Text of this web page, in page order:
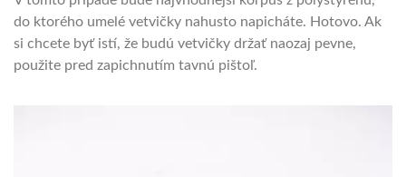
do ktorého umelé vetvičky nahusto napicháte. Hotovo. Ak
si chcete byť istí, že budú vetvičky držať naozaj pevne,
použite pred zapichnutím tavnú pištoľ.